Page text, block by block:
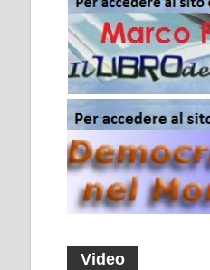
Video